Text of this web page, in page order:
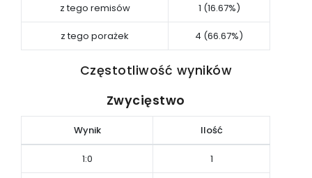
z tego remisów 1 (16.67%)
z tego porażek 4 (66.67%)
Częstotliwość wyników
Zwycięstwo
Wynik Ilość
1:0 1